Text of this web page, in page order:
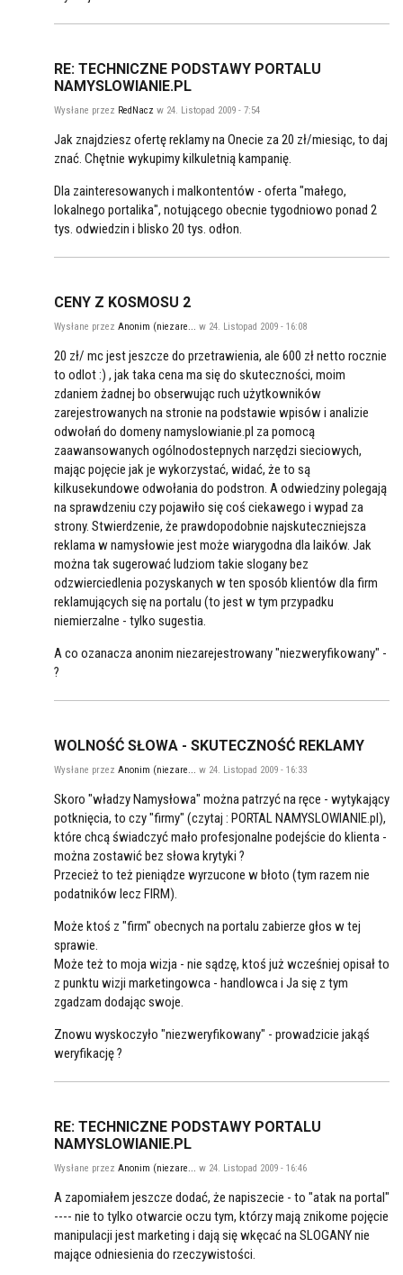
RE: TECHNICZNE PODSTAWY PORTALU
NAMYSLOWIANIE.PL
Wysłane przez RedNacz w 24. Listopad 2009 - 7:54
Jak znajdziesz ofertę reklamy na Onecie za 20 zł/miesiąc, to daj
znać. Chętnie wykupimy kilkuletnią kampanię.
Dla zainteresowanych i malkontentów - oferta "małego,
lokalnego portalika", notującego obecnie tygodniowo ponad 2
tys. odwiedzin i blisko 20 tys. odłon.
CENY Z KOSMOSU 2
Wysłane przez Anonim (niezare... w 24. Listopad 2009 - 16:08
20 zł/ mc jest jeszcze do przetrawienia, ale 600 zł netto rocznie
to odlot :) , jak taka cena ma się do skuteczności, moim
zdaniem żadnej bo obserwując ruch użytkowników
zarejestrowanych na stronie na podstawie wpisów i analizie
odwołań do domeny namyslowianie.pl za pomocą
zaawansowanych ogólnodostepnych narzędzi sieciowych,
mając pojęcie jak je wykorzystać, widać, że to są
kilkusekundowe odwołania do podstron. A odwiedziny polegają
na sprawdzeniu czy pojawiło się coś ciekawego i wypad za
strony. Stwierdzenie, że prawdopodobnie najskuteczniejsza
reklama w namysłowie jest może wiarygodna dla laików. Jak
można tak sugerować ludziom takie slogany bez
odzwierciedlenia pozyskanych w ten sposób klientów dla firm
reklamujących się na portalu (to jest w tym przypadku
niemierzalne - tylko sugestia.
A co ozanacza anonim niezarejestrowany "niezweryfikowany" -
?
WOLNOŚĆ SŁOWA - SKUTECZNOŚĆ REKLAMY
Wysłane przez Anonim (niezare... w 24. Listopad 2009 - 16:33
Skoro "władzy Namysłowa" można patrzyć na ręce - wytykający
potknięcia, to czy "firmy" (czytaj : PORTAL NAMYSLOWIANIE.pl),
które chcą świadczyć mało profesjonalne podejście do klienta -
można zostawić bez słowa krytyki ?
Przecież to też pieniądze wyrzucone w błoto (tym razem nie
podatników lecz FIRM).
Może ktoś z "firm" obecnych na portalu zabierze głos w tej
sprawie.
Może też to moja wizja - nie sądzę, ktoś już wcześniej opisał to
z punktu wizji marketingowca - handlowca i Ja się z tym
zgadzam dodając swoje.
Znowu wyskoczyło "niezweryfikowany" - prowadzicie jakąś
weryfikację ?
RE: TECHNICZNE PODSTAWY PORTALU
NAMYSLOWIANIE.PL
Wysłane przez Anonim (niezare... w 24. Listopad 2009 - 16:46
A zapomiałem jeszcze dodać, że napiszecie - to "atak na portal"
---- nie to tylko otwarcie oczu tym, którzy mają znikome pojęcie
manipulacji jest marketing i dają się wkęcać na SLOGANY nie
mające odniesienia do rzeczywistości.